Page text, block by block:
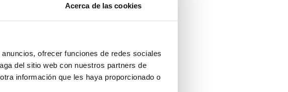
Acerca de las cookies
ofrecer funciones de redes sociales
del sitio web con nuestros partners de
información que les haya proporcionado o